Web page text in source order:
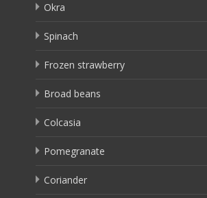
Okra
Spinach
Frozen strawberry
Broad beans
Colcasia
Pomegranate
Coriander